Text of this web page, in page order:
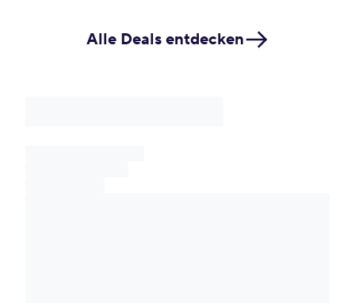
Alle Deals entdecken